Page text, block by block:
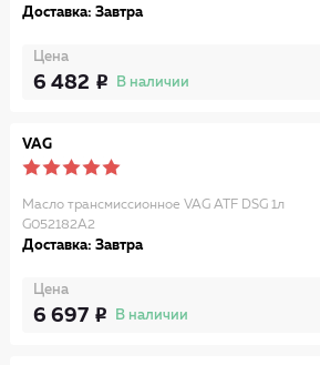
Доставка: Завтра
Цена
6 482 В наличии
VAG
Масло трансмиссионное VAG ATF DSG 1л
G052182A2
Доставка: Завтра
Цена
6 697 В наличии